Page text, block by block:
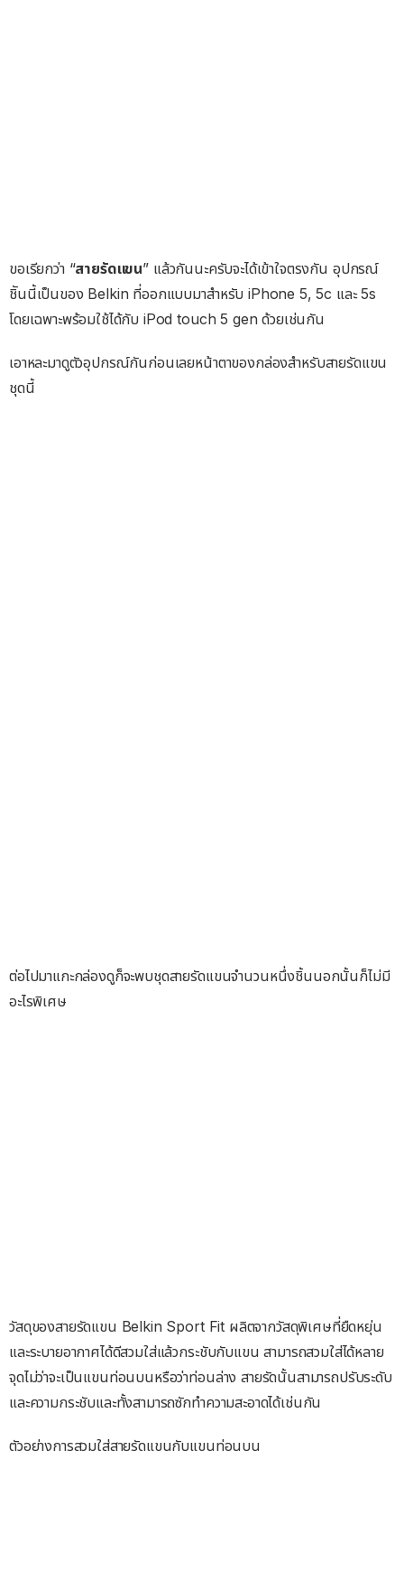
ขอเรียกว่า “สายรัดแขน” แล้วกันนะครับจะได้เข้าใจตรงกัน อุปกรณ์
ชิันนี้เป็นของ Belkin ที่ออกแบบมาสำหรับ iPhone 5, 5c และ 5s
โดยเฉพาะพร้อมใช้ได้กับ iPod touch 5 gen ด้วยเช่นกัน
เอาหละมาดูตัวอุปกรณ์กันก่อนเลยหน้าตาของกล่องสำหรับสายรัดแขน
ชุดนี้
ต่อไปมาแกะกล่องดูก็จะพบชุดสายรัดแขนจำนวนหนึ่งชิ้นนอกนั้นก็ไม่มี
อะไรพิเศษ
วัสดุของสายรัดแขน Belkin Sport Fit ผลิตจากวัสดุพิเศษที่ยืดหยุ่น
และระบายอากาศได้ดีสวมใส่แล้วกระชับกับแขน สามารถสวมใส่ได้หลาย
จุดไม่ว่าจะเป็นแขนท่อนบนหรือว่าท่อนล่าง สายรัดนั้นสามารถปรับระดับ
และความกระชับและทั้งสามารถซักทำความสะอาดได้เช่นกัน
ตัวอย่างการสวมใส่สายรัดแขนกับแขนท่อนบน